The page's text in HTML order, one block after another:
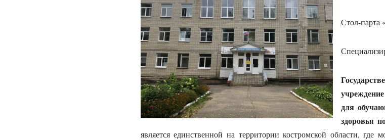
Стол-парта
для
здоровья
является единственной на территории костромской области, где